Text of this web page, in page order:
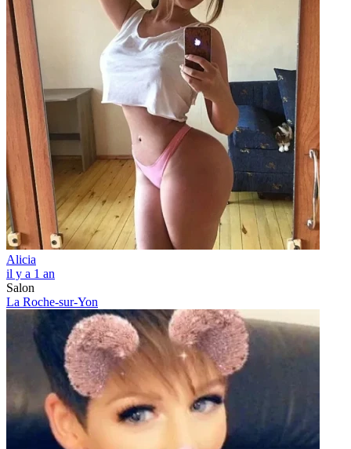
Alicia
il y a 1 an
Salon
La Roche-sur-Yon